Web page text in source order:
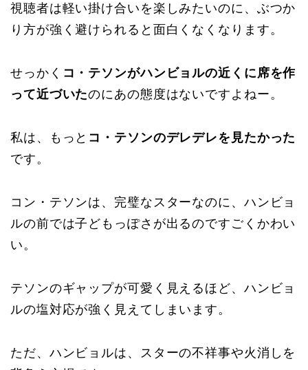
視聴者は軽い掛け合いを楽しみたいのに、ぶつか
り方が強く避けられると面白くなくなります。
せっかく コ・テソンがハンビョルの近くに席を作
って近づいたのにあの態度はないですよねー。
私は、もっと コ・テソンのデレデレを見たかった
です。
コン・テソンは、完璧なスターなのに、ハンビョ
ルの前では子どもっぽさが出るのですごくかわい
い。
テソンのギャップが可愛く見えるほど、ハンビョ
ルの塩対応が強く見えてしまいます。
ただ、ハンビョルは、スターの不祥事や火消しを